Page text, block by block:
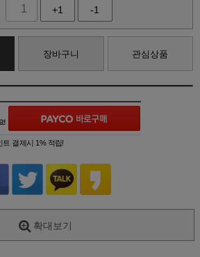
+1 -1
장바구니 관심상품
트 결제시 1% 적립!
확대보기